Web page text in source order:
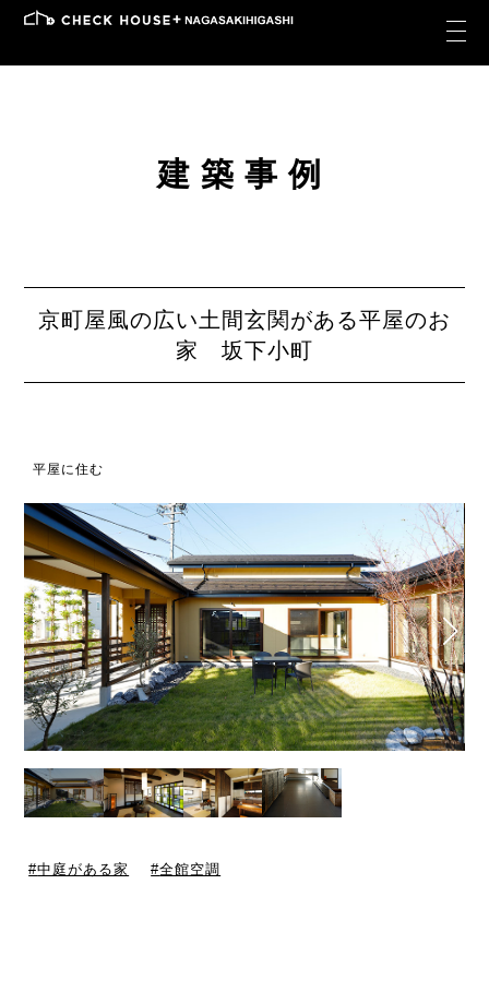
建築事例
京町屋風の広い土間玄関がある平屋のお
家 坂下小町
平屋に住む
中庭がある家 全館空調